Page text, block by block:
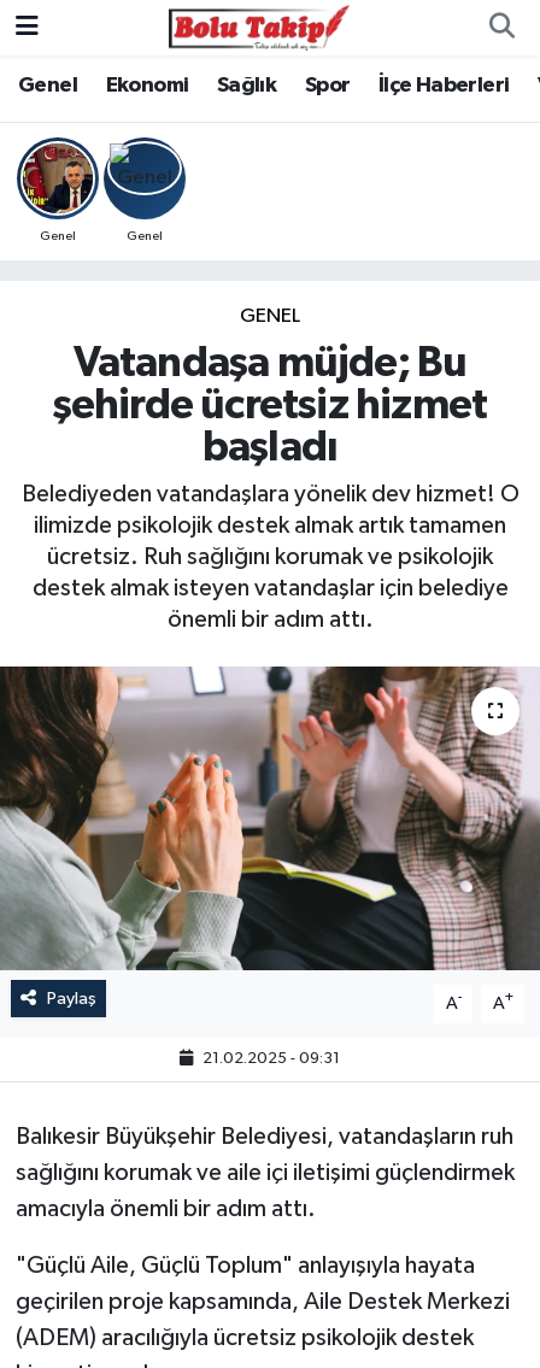
Genel Ekonomi Sağlık Spor İlçe Haberleri
Genel Genel
GENEL
Vatandaşa müjde; Bu
şehirde ücretsiz hizmet
başladı
Belediyeden vatandaşlara yönelik dev hizmet! O
ilimizde psikolojik destek almak artık tamamen
ücretsiz. Ruh sağlığını korumak ve psikolojik
destek almak isteyen vatandaşlar için belediye
önemli bir adım attı.
Paylaş A- A+
21.02.2025 - 09:31
Balıkesir Büyükşehir Belediyesi, vatandaşların ruh
sağlığını korumak ve aile içi iletişimi güçlendirmek
amacıyla önemli bir adım attı.
"Güçlü Aile, Güçlü Toplum" anlayışıyla hayata
geçirilen proje kapsamında, Aile Destek Merkezi
(ADEM) aracılığıyla ücretsiz psikolojik destek